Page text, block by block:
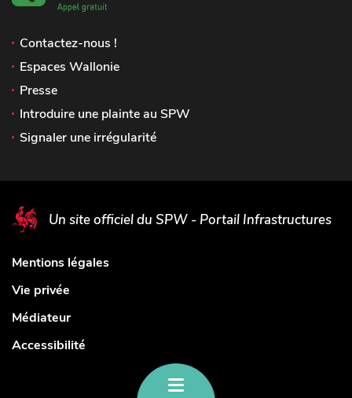
Contactez-nous !
Espaces Wallonie
Presse
Introduire une plainte au SPW
Signaler une irrégularité
Un site officiel du SPW - Portail Infrastructures
Mentions légales
Vie privée
Médiateur
Accessibilité